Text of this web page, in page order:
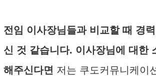
전임 이사장님들과 비교할 때 경
신 것 같습니다. 이사장님에 대한
해주신다면 저는 쿠도커뮤니케이